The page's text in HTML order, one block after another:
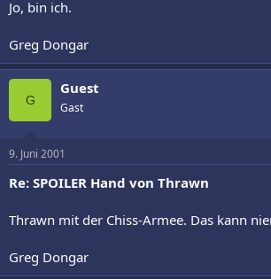
Jo, bin ich.
Greg Dongar
G
Guest
Gast
9. Juni 2001
Re: SPOILER Hand von Thrawn
Thrawn mit der Chiss-Armee. Das kann
Greg Dongar